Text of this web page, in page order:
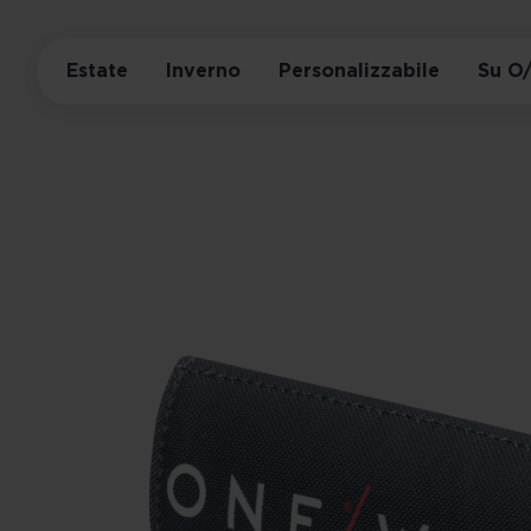
Estate Inverno Personalizzabile Su